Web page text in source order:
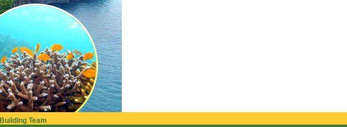
Building Team